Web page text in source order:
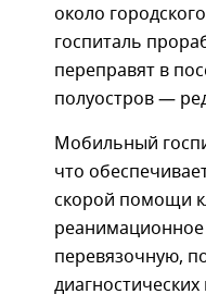
около
госпиталь
переправят в
полуостров —
Мобильный
что
скорой помощи
перевязочную,